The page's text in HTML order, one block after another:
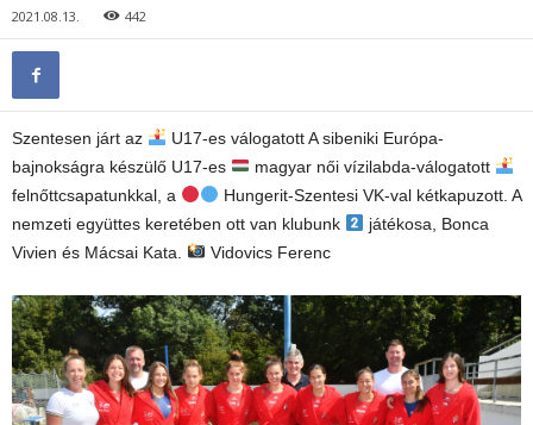
2021.08.13. 442
Szentesen járt az
U17-es válogatott A sibeniki Európa-
bajnokságra készülő U17-es
magyar női vízilabda-válogatott
felnőttcsapatunkkal, a
Hungerit-Szentesi VK-val kétkapuzott. A
nemzeti együttes keretében ott van klubunk
játékosa, Bonca
Vivien és Mácsai Kata.
Vidovics Ferenc